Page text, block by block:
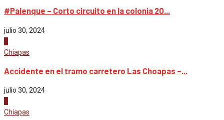
#Palenque – Corto circuito en la colonia 20...
julio 30, 2024
Chiapas
Accidente en el tramo carretero Las Choapas –...
julio 30, 2024
Chiapas